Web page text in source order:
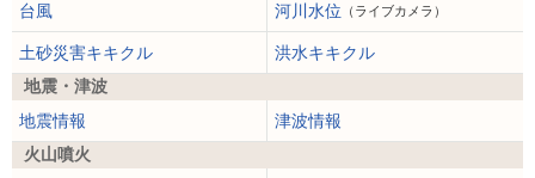
台風
河川水位 （ライブカメラ）
土砂災害キキクル
洪水キキクル
地震・津波
地震情報
津波情報
火山噴火